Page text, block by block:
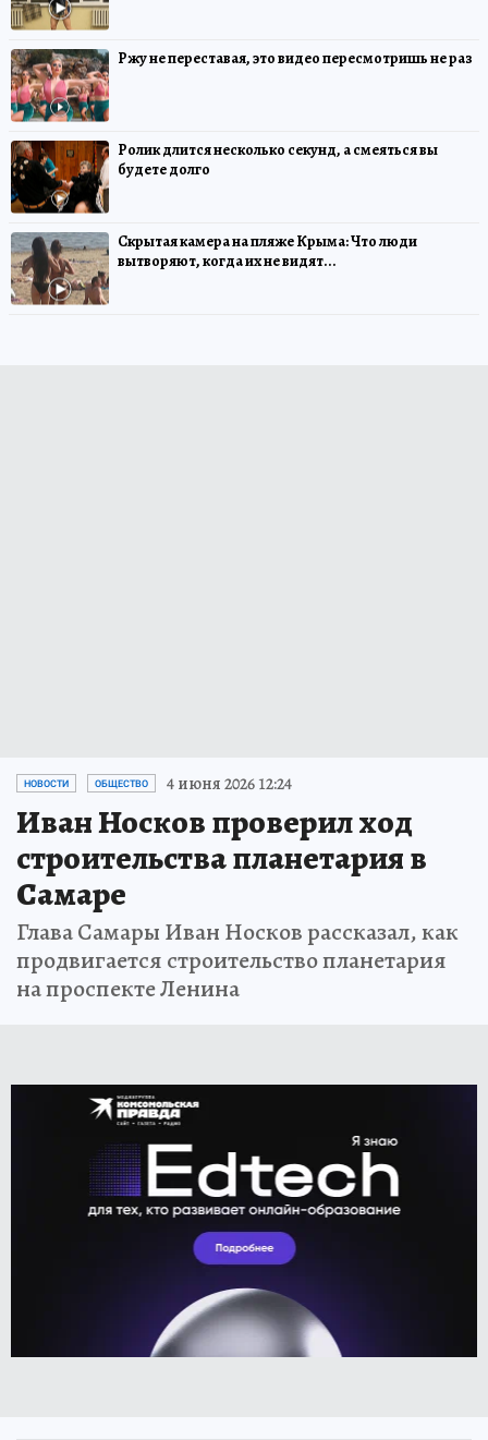
Ржу не переставая, это видео пересмотришь не раз
Ролик длится несколько секунд, а смеяться вы
будете долго
Скрытая камера на пляже Крыма: Что люди
вытворяют, когда их не видят...
НОВОСТИ ОБЩЕСТВО 4 июня 2026 12:24
Иван Носков проверил ход
строительства планетария в
Самаре
Глава Самары Иван Носков рассказал, как
продвигается строительство планетария
на проспекте Ленина